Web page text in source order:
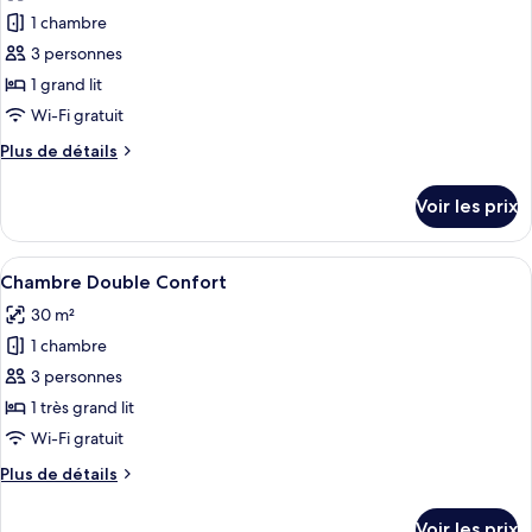
Simple
photos
pour
ce
type
chambre :
Standard
1 chambre
3 personnes
1 grand lit
Wi-Fi gratuit
Plus de détails
Plus
le
type
de
Chambre
Double
Voir les prix
Afficher
toutes
les
photos
pour
ce
type
chambre :
Une chambre d’hôtel avec un grand
4
Chambre Double Confort
30 m²
1 chambre
3 personnes
1 très grand lit
Wi-Fi gratuit
Plus de détails
Plus